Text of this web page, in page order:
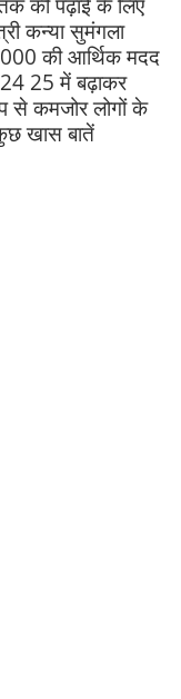
कन्या सुमंगला
की आर्थिक मदद
25 में बढ़ाकर
से कमजोर लोगों के
खास बातें